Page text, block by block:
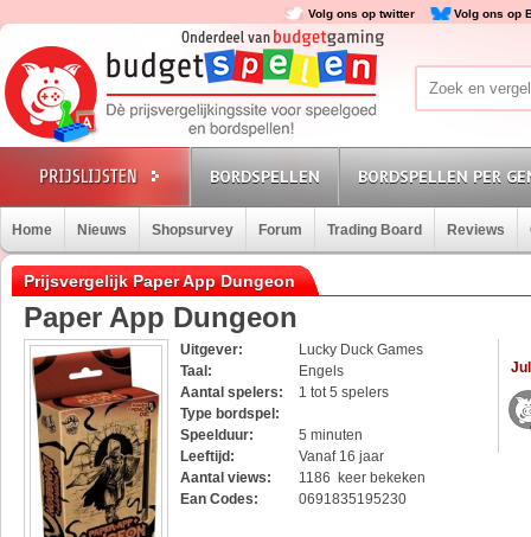
Volg ons op twitter Volg ons op
BORDSPELLEN BORDSPELLEN PER
Home Nieuws Shopsurvey Forum Trading Board Reviews
Prijsvergelijk Paper App Dungeon
Paper App Dungeon
Uitgever:
Lucky Duck Games
Taal:
Engels
Aantal spelers:
1 tot 5 spelers
Type bordspel:
Speelduur:
5 minuten
Leeftijd:
Vanaf 16 jaar
Aantal views:
1186 keer bekeken
Ean Codes:
0691835195230